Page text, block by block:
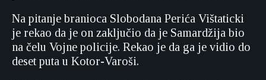
Na pitanje branioca Slobodana Perića Vištaticki
je rekao da je on zaključio da je Samardžija bio
na čelu Vojne policije. Rekao je da ga je vidio do
deset puta u Kotor-Varoši.